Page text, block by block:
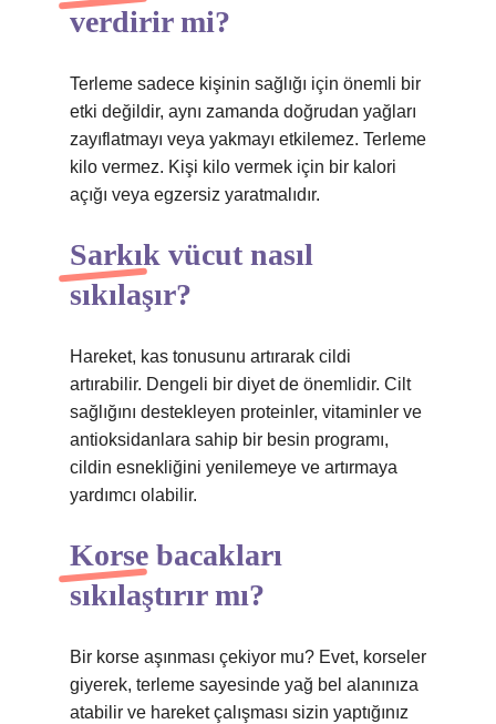
verdirir mi?
Terleme sadece kişinin sağlığı için önemli bir
etki değildir, aynı zamanda doğrudan yağları
zayıflatmayı veya yakmayı etkilemez. Terleme
kilo vermez. Kişi kilo vermek için bir kalori
açığı veya egzersiz yaratmalıdır.
Sarkık vücut nasıl
sıkılaşır?
Hareket, kas tonusunu artırarak cildi
artırabilir. Dengeli bir diyet de önemlidir. Cilt
sağlığını destekleyen proteinler, vitaminler ve
antioksidanlara sahip bir besin programı,
cildin esnekliğini yenilemeye ve artırmaya
yardımcı olabilir.
Korse bacakları
sıkılaştırır mı?
Bir korse aşınması çekiyor mu? Evet, korseler
giyerek, terleme sayesinde yağ bel alanınıza
atabilir ve hareket çalışması sizin yaptığınız